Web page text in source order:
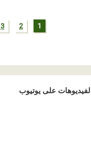
1
2
3
الفيديوهات على يوتيوب